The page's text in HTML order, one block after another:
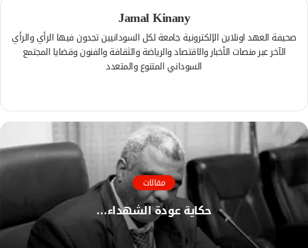
Jamal Kinany
صحيفة العهد اونلاين الإلكترونية جامعة لكل السودانيين تجدون فيها الرأي والرأي
الآخر عبر منصات الأخبار والاقتصاد والرياضة والثقافة والفنون وقضايا المجتمع
السوداني المتنوع والمتعدد
م
و
ق
ع
ا
ل
و
ي
ب
س
ب
و
ك
مقالات
حكاية عودة الشهداء…